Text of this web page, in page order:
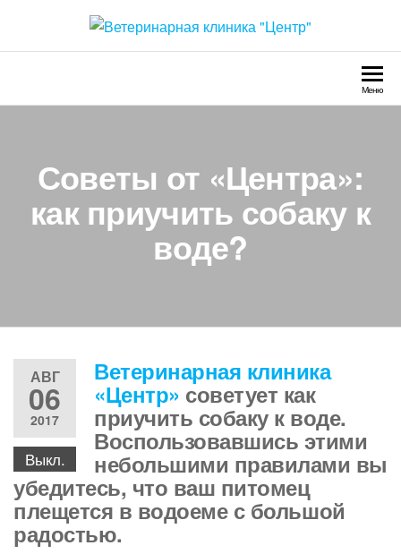
содержимомуВетеринарная клиника
Круглосуточно
Меню
Советы от «Центра»:
как приучить собаку к
воде?
АВГ
06
2017
Выкл.
Ветеринарная клиника
«Центр» советует как
приучить собаку к воде.
Воспользовавшись этими
небольшими правилами вы
убедитесь, что ваш питомец
плещется в водоеме с большой
радостью.